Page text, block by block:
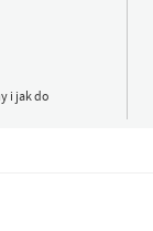
i jak do